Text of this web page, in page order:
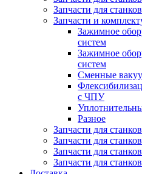
Запчасти для
Запчасти и
Зажимное
систем
Зажимное
систем
Сменные
с ЧПУ
Разное
Запчасти для
Запчасти для
Запчасти для
Запчасти для